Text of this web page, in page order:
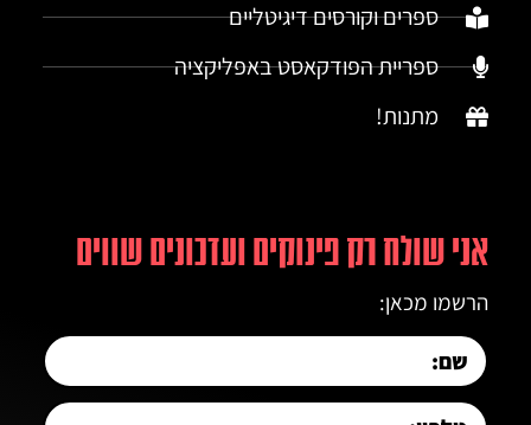
ספרים וקורסים דיגיטליים
ספריית הפודקאסט באפליקציה
מתנות!
אני שולח רק פינוקים ועדכונים שווים
הרשמו מכאן: